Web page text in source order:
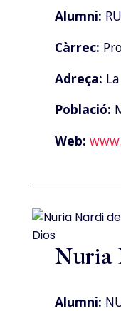
Alumni:
Càrrec:
Adreça:
Població:
Web:
Nuria
Alumni: